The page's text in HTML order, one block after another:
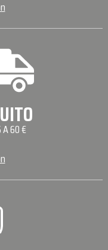
A 60 €